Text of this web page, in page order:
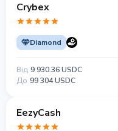
Crybex
Diamond
Від 9 930.36 USDC
До 99 304 USDC
EezyCash